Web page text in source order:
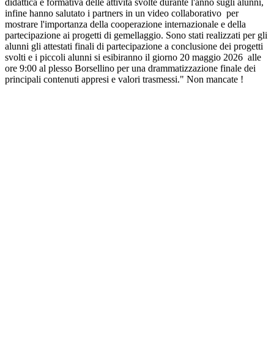
didattica e formativa delle attività svolte durante l'anno sugli alunni,
infine hanno salutato i partners in un video collaborativo per
mostrare l'importanza della cooperazione internazionale e della
partecipazione ai progetti di gemellaggio. Sono stati realizzati per gli
alunni gli attestati finali di partecipazione a conclusione dei progetti
svolti e i piccoli alunni si esibiranno il giorno 20 maggio 2026 alle
ore 9:00 al plesso Borsellino per una drammatizzazione finale dei
principali contenuti appresi e valori trasmessi." Non mancate !